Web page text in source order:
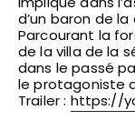
d’un baron de
Parcourant la
de la villa de la
dans le passé
le protagoniste
Trailer : https://